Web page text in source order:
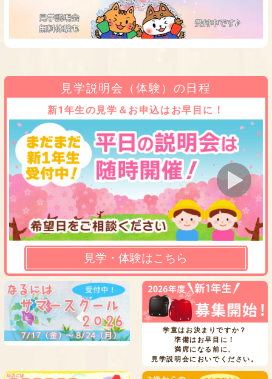
見学説明会（体験）の日程
新1年生の見学＆お申込はお早目に！
見学・体験はこちら
学童はお決まりですか？
準備はお早目に！
満席になる前に、
見学説明会においでください。